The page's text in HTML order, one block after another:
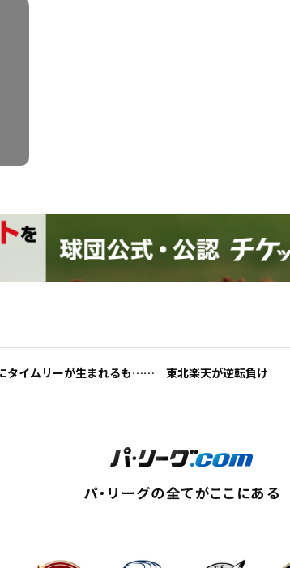
タイムリーが生まれるも…… 東北楽天が逆転負け